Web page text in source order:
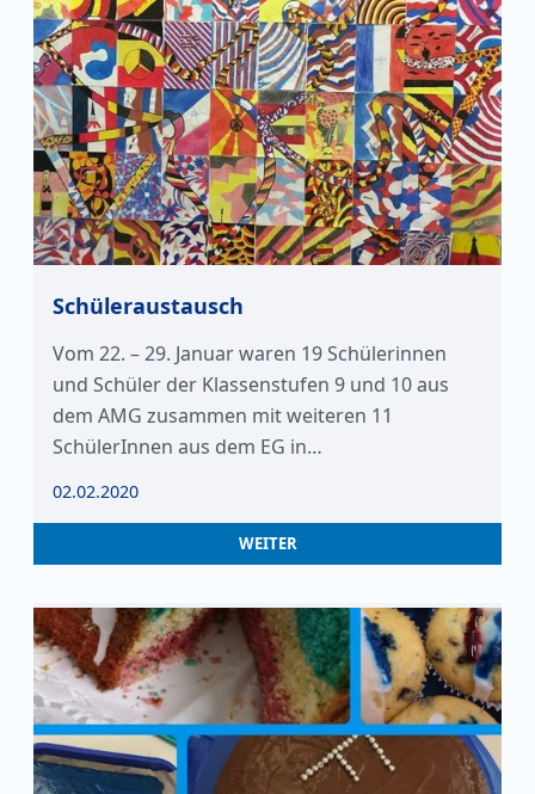
Schüleraustausch
Vom 22. – 29. Januar waren 19 Schülerinnen
und Schüler der Klassenstufen 9 und 10 aus
dem AMG zusammen mit weiteren 11
SchülerInnen aus dem EG in…
02.02.2020
WEITER